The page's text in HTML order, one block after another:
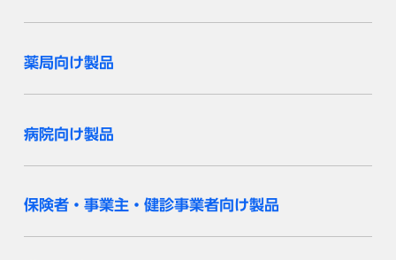
薬局向け製品
病院向け製品
保険者・事業主・健診事業者向け製品